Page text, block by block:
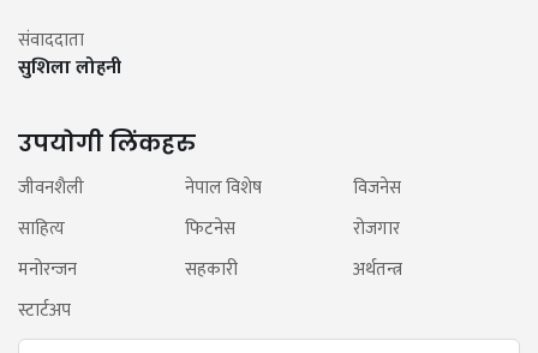
संवाददाता
सुशिला लोहनी
उपयोगी लिंकहरु
जीवनशैली नेपाल विशेष
विजनेस
साहित्य
फिटनेस
रोजगार
मनोरन्जन
सहकारी
अर्थतन्त्र
स्टार्टअप